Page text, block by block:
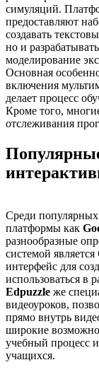
симуляций.
предоставляют
создавать
но и
моделирование
Основная
включения
делает процесс
Кроме того,
отслеживания
Среди
платформы как
разнообразные
системой является
интерфейс для
использоваться в
Edpuzzle же
видеоуроков,
прямо внутрь
широкие
учебный процесс
учащихся.